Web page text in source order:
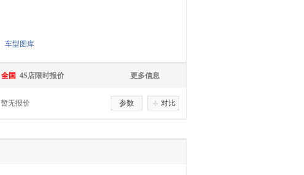
车型图库
全国 4S店限时报价 更多信息
暂无报价 参数 对比